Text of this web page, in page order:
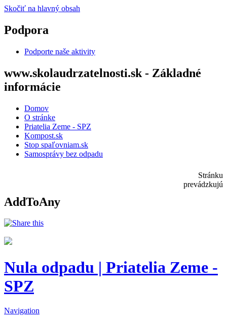
Skočiť na hlavný obsah
Podpora
Podporte naše aktivity
www.skolaudrzatelnosti.sk - Základné
informácie
Domov
O stránke
Priatelia Zeme - SPZ
Kompost.sk
Stop spaľovniam.sk
Samosprávy bez odpadu
Stránku
prevádzkujú
AddToAny
Nula odpadu | Priatelia Zeme -
SPZ
Navigation